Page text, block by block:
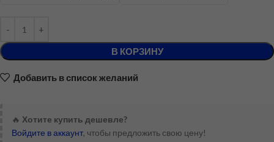
В КОРЗИНУ
Добавить в список желаний
🔥 Хотите купить дешевле?
Войдите в аккаунт, чтобы предложить свою цену!